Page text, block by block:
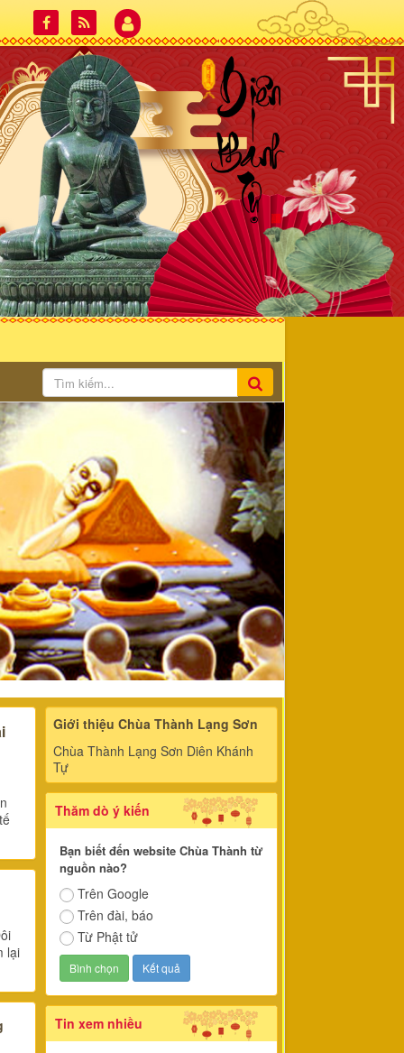
lại
Giới thiệu Chùa Thành Lạng Sơn
Chùa Thành Lạng Sơn Diên Khánh
Tự
Thăm dò ý kiến
Bạn biết đến website Chùa Thành từ
nguồn nào?
Trên Google
Trên đài, báo
Từ Phật tử
Tin xem nhiều